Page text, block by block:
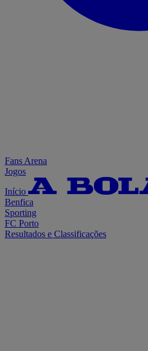
Fans Arena
Jogos
Início
Benfica
Sporting
FC Porto
Resultados e Classificações